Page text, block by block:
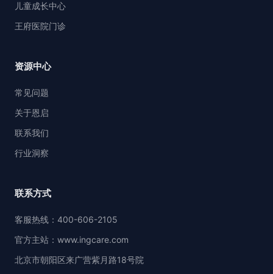
儿童成长中心
王府医院门诊
资源中心
常见问题
关于恩启
联系我们
行业洞察
联系方式
客服热线：400-606-2105
官方主站：www.ingcare.com
北京市朝阳区来广营紫月路18号院